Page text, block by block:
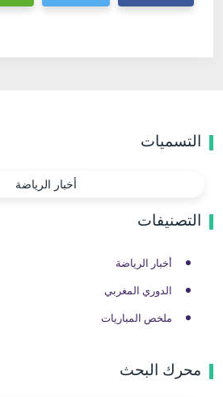
التسميات
أخبار الرياضة
التصنيفات
أخبار الرياضة
الدوري المغربي
ملخص المباريات
محرك البحث